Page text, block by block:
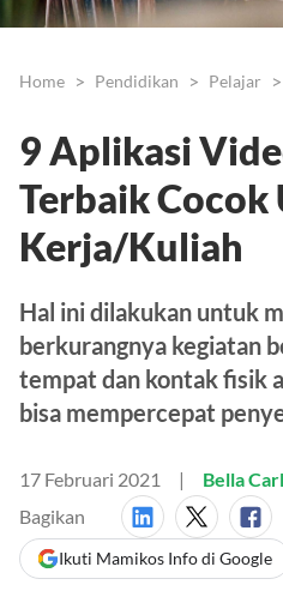
Home Pendidikan Pelajar
9 Aplikasi
Terbaik
Kerja/Kuliah
Hal ini dilakukan untuk
berkurangnya kegiatan
tempat dan kontak fisik
bisa mempercepat
17 Februari 2021
Bella
Bagikan
Ikuti Mamikos Info di Google